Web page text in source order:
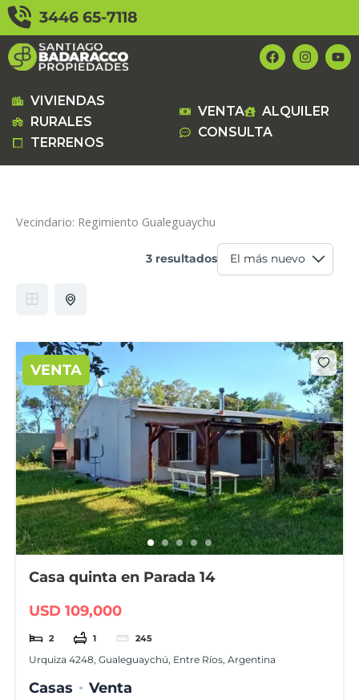
contenido
3446 65-7118
F
a
c
o
k
I
n
s
g
Y
o
u
VIVIENDAS
RURALES
TERRENOS
VENTA
ALQUILER
CONSULTA
Vecindario: Regimiento Gualeguaychu
3 resultados
VENTA
Casa quinta en Parada 14
USD 109,000
2 1 245
Urquiza 4248, Gualeguaychú, Entre Ríos, Argentina
Casas Venta